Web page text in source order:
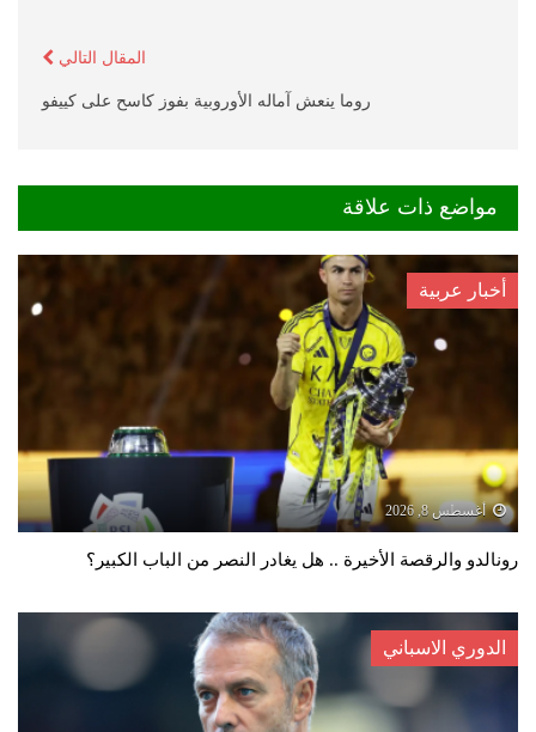
المقال التالي
روما ينعش آماله الأوروبية بفوز كاسح على كييفو
مواضع ذات علاقة
أخبار عربية
أغسطس 8, 2026
رونالدو والرقصة الأخيرة .. هل يغادر النصر من الباب الكبير؟
الدوري الاسباني